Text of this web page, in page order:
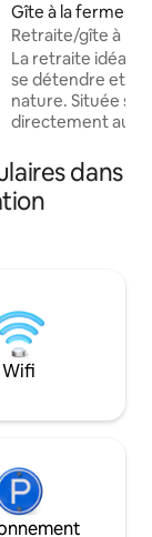
moyenne sur la
Gîte à la ferme ⋅
Retraite/gîte à la
au bord de la
La retraite idéale
se détendre et
nature. Située sur une falaise
directement au
TOTALEMENT
solaire, sûre,
Conçue et
route. La ferme fait 140 acres avec 1,5
miles de front de rivière !
NOTER QUE
MINUTES EN
dans
Wifi